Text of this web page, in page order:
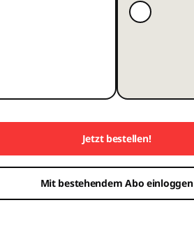
Jetzt bestellen!
Mit bestehendem Abo einloggen